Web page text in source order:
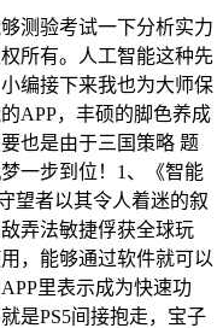
测验考试一下分析实力
所有。人工智能这种先
编接下来我也为大师保
APP，丰硕的脚色养成
也是由于三国策略 题
一步到位！1、《智能
望者以其令人着迷的叙
弄法敏捷俘获全球玩
，能够通过软件就可以
里表示成为快速功
是PS5间接抱走，宝子